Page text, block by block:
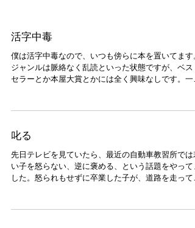
活字中毒
僕は活字中毒なので、いつも傍らに本を置いてます
ジャンルは脈絡なく乱読といった状態ですが、ベス
セラーとか本屋大賞とかには全く興味なしです。一
ようと思いながらなんとか読み切りま...
叱る
先日テレビを見ていたら、最近の自動車教習所では
い子を怒らない、逆に褒める、という話題をやって
した。怒られもせずに卒業した子が、道路を走って
いでいた時期がありました。生徒は...